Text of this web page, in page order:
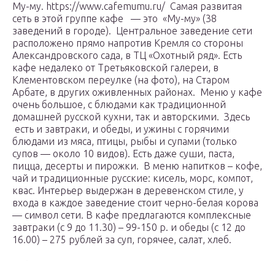
Му-му. https://www.cafemumu.ru/ Самая развитая
сеть в этой группе кафе — это «Му-му» (38
заведений в городе). Центральное заведение сети
расположено прямо напротив Кремля со стороны
Александровского сада, в ТЦ «Охотный ряд». Есть
кафе недалеко от Третьяковской галереи, в
Клементовском переулке (на фото), на Старом
Арбате, в других оживленных районах. Меню у кафе
очень большое, с блюдами как традиционной
домашней русской кухни, так и авторскими. Здесь
есть и завтраки, и обеды, и ужины с горячими
блюдами из мяса, птицы, рыбы и супами (только
супов — около 10 видов). Есть даже суши, паста,
пицца, десерты и пирожки. В меню напитков – кофе,
чай и традиционные русские: кисель, морс, компот,
квас. Интерьер выдержан в деревенском стиле, у
входа в каждое заведение стоит черно-белая корова
— символ сети. В кафе предлагаются комплексные
завтраки (с 9 до 11.30) – 99-150 р. и обеды (с 12 до
16.00) – 275 рублей за суп, горячее, салат, хлеб.